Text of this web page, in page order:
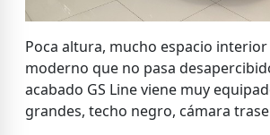
Poca altura, mucho espacio
moderno que no pasa
acabado GS Line viene muy
grandes, techo negro, cámara